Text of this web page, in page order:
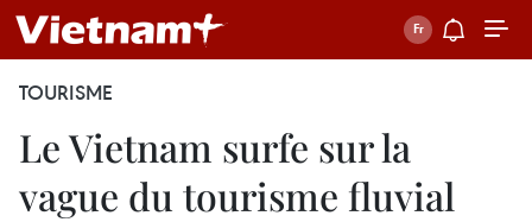
TOURISME
Le Vietnam surfe sur la
vague du tourisme fluvial